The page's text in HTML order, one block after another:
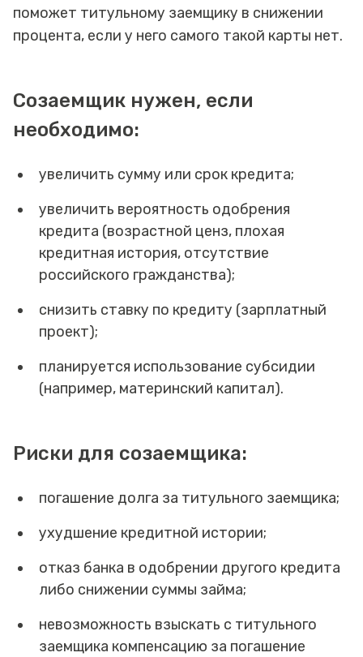
поможет титульному заемщику в снижении
процента, если у него самого такой карты нет.
Созаемщик нужен, если
необходимо:
увеличить сумму или срок кредита;
увеличить вероятность одобрения
кредита (возрастной ценз, плохая
кредитная история, отсутствие
российского гражданства);
снизить ставку по кредиту (зарплатный
проект);
планируется использование субсидии
(например, материнский капитал).
Риски для созаемщика:
погашение долга за титульного заемщика;
ухудшение кредитной истории;
отказ банка в одобрении другого кредита
либо снижении суммы займа;
невозможность взыскать с титульного
заемщика компенсацию за погашение